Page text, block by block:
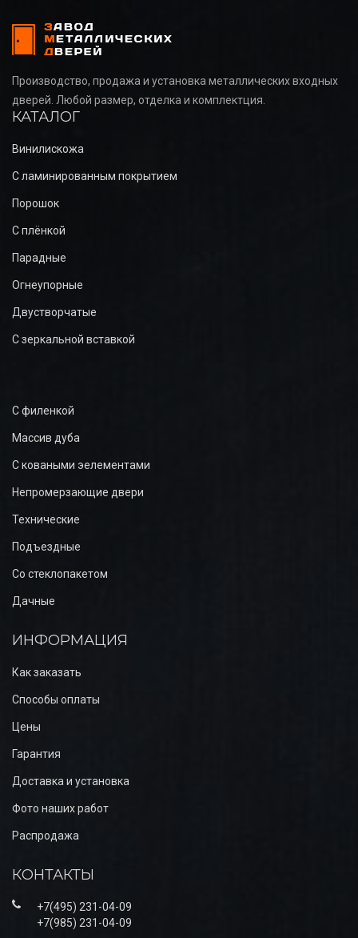
Производство, продажа и установка металлических входных
дверей. Любой размер, отделка и комплектция.
КАТАЛОГ
Винилискожа
С ламинированным покрытием
Порошок
С плёнкой
Парадные
Огнеупорные
Двустворчатые
С зеркальной вставкой
С филенкой
Массив дуба
С коваными эелементами
Непромерзающие двери
Технические
Подъездные
Со стеклопакетом
Дачные
ИНФОРМАЦИЯ
Как заказать
Способы оплаты
Цены
Гарантия
Доставка и установка
Фото наших работ
Распродажа
КОНТАКТЫ
+7(495) 231-04-09
+7(985) 231-04-09